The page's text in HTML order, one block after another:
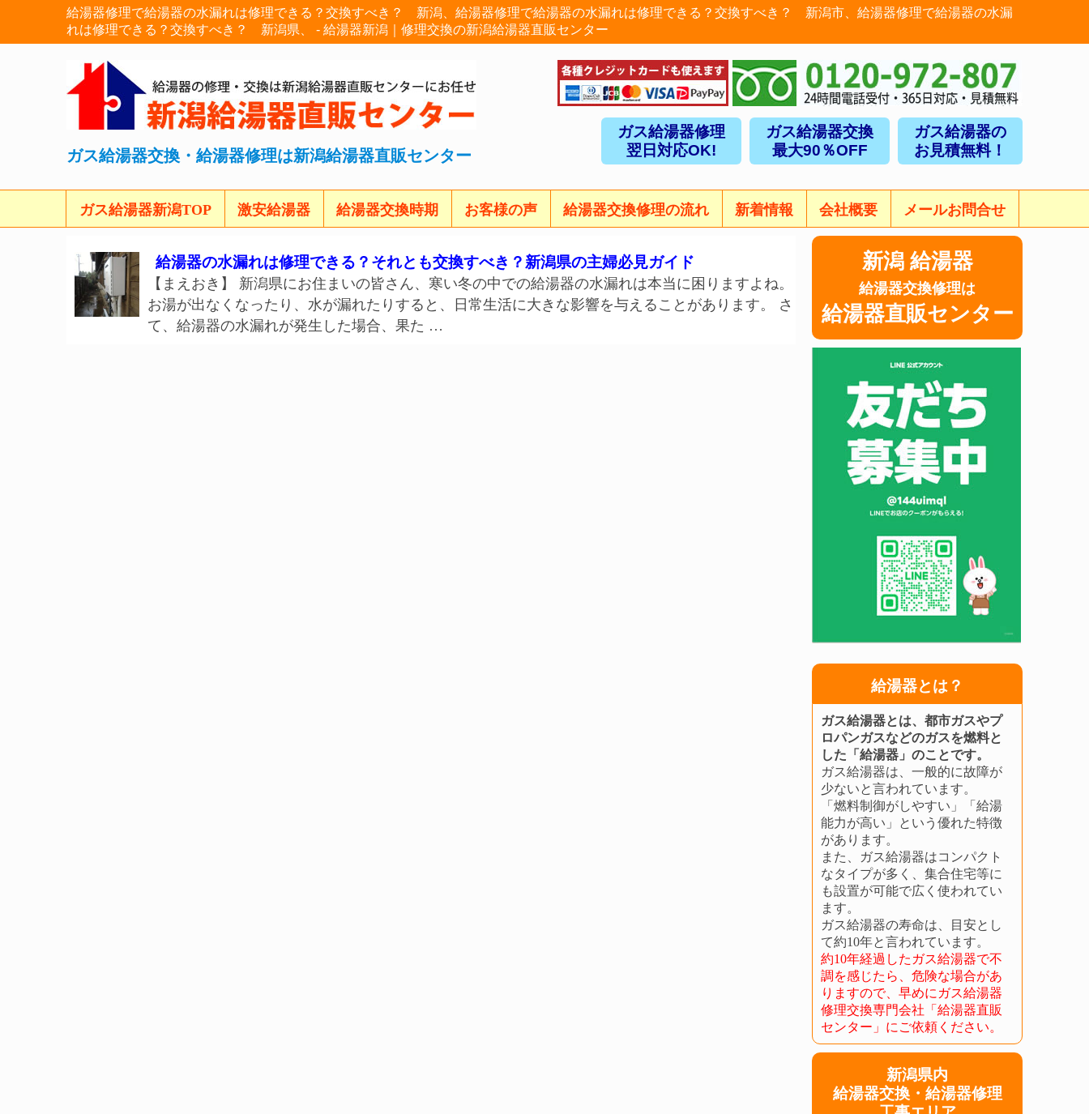
給湯器修理で給湯器の水漏れは修理できる？交換すべき？ 新潟、給湯器修理で給湯器の水漏れは修理できる？交換すべき？ 新潟市、給湯器修理で給湯器の水漏
れは修理できる？交換すべき？ 新潟県、 - 給湯器新潟｜修理交換の新潟給湯器直販センター
ガス給湯器交換・給湯器修理は新潟給湯器直販センター
ガス給湯器の
お見積無料！
ガス給湯器交換
最大90％OFF
ガス給湯器修理
翌日対応OK!
ガス給湯器新潟TOP 激安給湯器 給湯器交換時期 お客様の声 給湯器交換修理の流れ 新着情報 会社概要 メールお問合せ
給湯器の水漏れは修理できる？それとも交換すべき？新潟県の主婦必見ガイド
【まえおき】 新潟県にお住まいの皆さん、寒い冬の中での給湯器の水漏れは本当に困りますよね。
お湯が出なくなったり、水が漏れたりすると、日常生活に大きな影響を与えることがあります。 さ
て、給湯器の水漏れが発生した場合、果た …
新潟 給湯器
給湯器交換修理は
給湯器直販センター
給湯器とは？
ガス給湯器とは、都市ガスやプ
ロパンガスなどのガスを燃料と
した「給湯器」のことです。
ガス給湯器は、一般的に故障が
少ないと言われています。
「燃料制御がしやすい」「給湯
能力が高い」という優れた特徴
があります。
また、ガス給湯器はコンパクト
なタイプが多く、集合住宅等に
も設置が可能で広く使われてい
ます。
ガス給湯器の寿命は、目安とし
て約10年と言われています。
約10年経過したガス給湯器で不
調を感じたら、危険な場合があ
りますので、早めにガス給湯器
修理交換専門会社「給湯器直販
センター」にご依頼ください。
新潟県内
給湯器交換・給湯器修理